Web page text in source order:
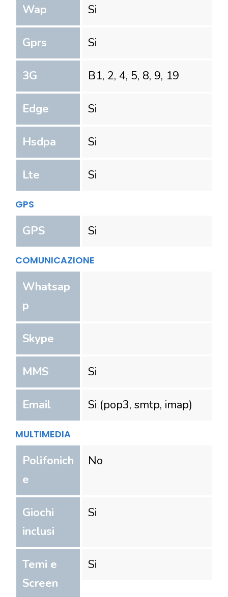
Wap Si
Gprs Si
3G B1, 2, 4, 5, 8, 9, 19
Edge Si
Hsdpa Si
Lte Si
GPS
GPS Si
COMUNICAZIONE
Whatsap
p
Skype
MMS Si
Email Si (pop3, smtp, imap)
MULTIMEDIA
Polifonich
e
No
Giochi
inclusi
Si
Temi e
Screen
Si